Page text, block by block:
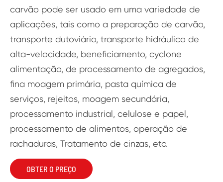
carvão pode ser usado em uma variedade de
aplicações, tais como a preparação de carvão,
transporte dutoviário, transporte hidráulico de
alta-velocidade, beneficiamento, cyclone
alimentação, de processamento de agregados,
fina moagem primária, pasta química de
serviços, rejeitos, moagem secundária,
processamento industrial, celulose e papel,
processamento de alimentos, operação de
rachaduras, Tratamento de cinzas, etc.
OBTER O PREÇO